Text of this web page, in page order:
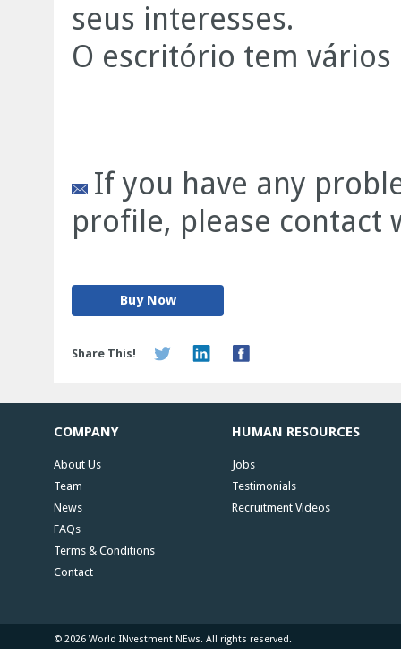
seus interesses.
O escritório tem
If you have any
profile, please contact
Buy Now
Share This!
COMPANY
About Us
Team
News
FAQs
Terms & Conditions
Contact
HUMAN RESOURCES
Jobs
Testimonials
Recruitment Videos
© 2026 World INvestment NEws. All rights reserved.